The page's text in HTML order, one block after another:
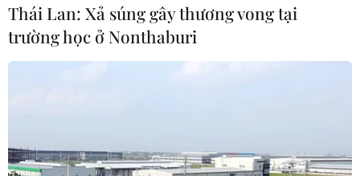
Thái Lan: Xả súng gây thương vong tại
trường học ở Nonthaburi